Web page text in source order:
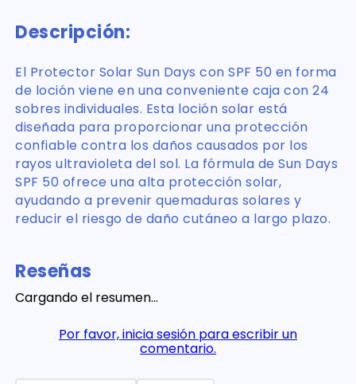
Descripción:
El Protector Solar Sun Days con SPF 50 en forma
de loción viene en una conveniente caja con 24
sobres individuales. Esta loción solar está
diseñada para proporcionar una protección
confiable contra los daños causados por los
rayos ultravioleta del sol. La fórmula de Sun Days
SPF 50 ofrece una alta protección solar,
ayudando a prevenir quemaduras solares y
reducir el riesgo de daño cutáneo a largo plazo.
Reseñas
Cargando el resumen…
Por favor, inicia sesión para escribir un
comentario.